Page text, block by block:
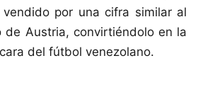
por una cifra similar al
de Austria, convirtiéndolo en la
del fútbol venezolano.